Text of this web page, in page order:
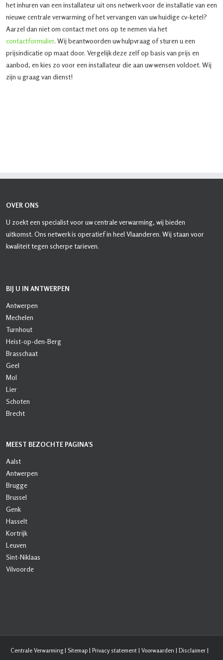
het inhuren van een installateur uit ons netwerk voor de installatie van een
nieuwe centrale verwarming of het vervangen van uw huidige cv-ketel?
Aarzel dan niet om contact met ons op te nemen via het
contactformulier. Wij beantwoorden uw hulpvraag of sturen u een
prijsindicatie op maat door. Vergelijk deze zelf op basis van prijs en
aanbod, en kies zo voor een installateur die aan uw wensen voldoet. Wij
zijn u graag van dienst!
OVER ONS
U zoekt een specialist voor uw centrale verwarming, wij bieden
uitkomst. Ons netwerk is operatief in heel Vlaanderen. Wij staan voor
kwaliteit tegen scherpe tarieven.
BIJ U IN ANTWERPEN
Antwerpen
Mechelen
Turnhout
Heist-op-den-Berg
Brasschaat
Geel
Mol
Lier
Schoten
Brecht
MEEST BEZOCHTE PAGINA’S
Aalst
Antwerpen
Brugge
Brussel
Genk
Hasselt
Kortrijk
Leuven
Sint-Niklaas
Vilvoorde
Centrale Verwarming| Sitemap| Privacy statement| Voorwaarden | Disclaimer|